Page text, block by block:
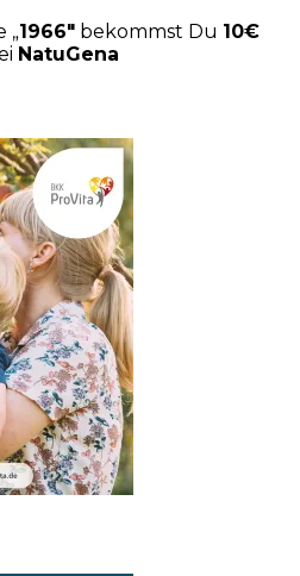
„1966″ bekommst Du 10€
NatuGena